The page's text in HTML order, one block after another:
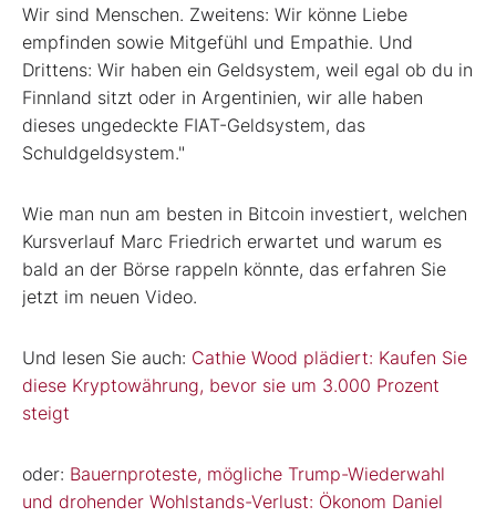
Wir sind Menschen. Zweitens: Wir könne Liebe
empfinden sowie Mitgefühl und Empathie. Und
Drittens: Wir haben ein Geldsystem, weil egal ob du in
Finnland sitzt oder in Argentinien, wir alle haben
dieses ungedeckte FIAT-Geldsystem, das
Schuldgeldsystem."
Wie man nun am besten in Bitcoin investiert, welchen
Kursverlauf Marc Friedrich erwartet und warum es
bald an der Börse rappeln könnte, das erfahren Sie
jetzt im neuen Video.
Und lesen Sie auch: Cathie Wood plädiert: Kaufen Sie
diese Kryptowährung, bevor sie um 3.000 Prozent
steigt
oder: Bauernproteste, mögliche Trump-Wiederwahl
und drohender Wohlstands-Verlust: Ökonom Daniel